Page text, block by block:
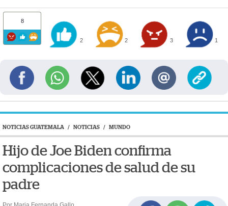
8
2 2 3 1
NOTICIAS GUATEMALA / NOTICIAS / MUNDO
Hijo de Joe Biden confirma
complicaciones de salud de su
padre